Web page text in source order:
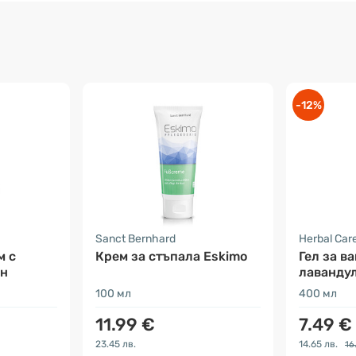
с
Sanct Bernhard
Крем за стъпала Eskimo
100 мл
11.99 €
23.45 лв.
-12%
Herbal
Гел за
камелия
400 мл
7.49 €
14.65 лв.